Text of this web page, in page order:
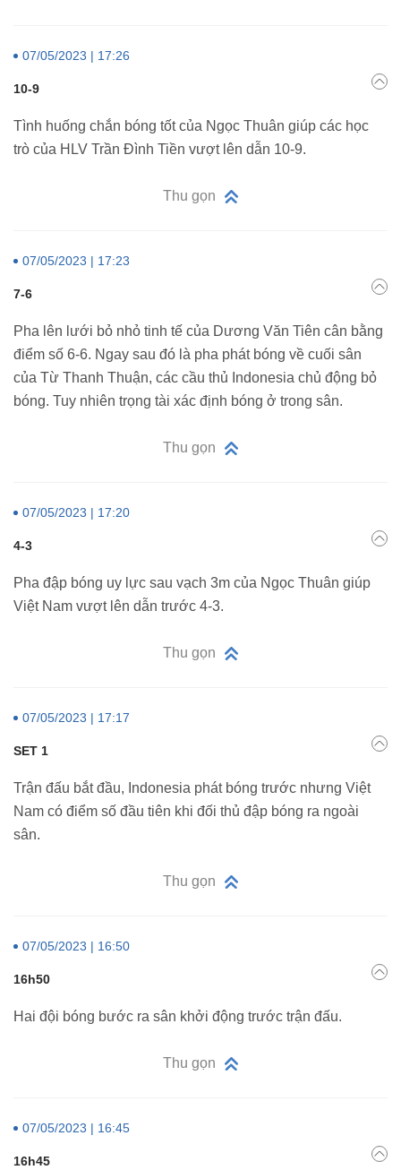
07/05/2023 | 17:26
10-9
Tình huống chắn bóng tốt của Ngọc Thuân giúp các học
trò của HLV Trần Đình Tiền vượt lên dẫn 10-9.
Thu gọn
07/05/2023 | 17:23
7-6
Pha lên lưới bỏ nhỏ tinh tế của Dương Văn Tiên cân bằng
điểm số 6-6. Ngay sau đó là pha phát bóng về cuối sân
của Từ Thanh Thuận, các cầu thủ Indonesia chủ động bỏ
bóng. Tuy nhiên trọng tài xác định bóng ở trong sân.
Thu gọn
07/05/2023 | 17:20
4-3
Pha đập bóng uy lực sau vạch 3m của Ngọc Thuân giúp
Việt Nam vượt lên dẫn trước 4-3.
Thu gọn
07/05/2023 | 17:17
SET 1
Trận đấu bắt đầu, Indonesia phát bóng trước nhưng Việt
Nam có điểm số đầu tiên khi đối thủ đập bóng ra ngoài
sân.
Thu gọn
07/05/2023 | 16:50
16h50
Hai đội bóng bước ra sân khởi động trước trận đấu.
Thu gọn
07/05/2023 | 16:45
16h45